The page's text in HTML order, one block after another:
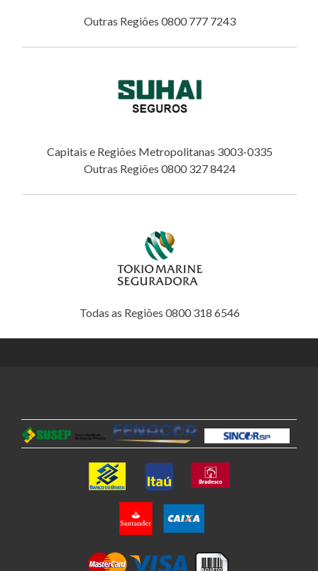
Outras Regiões 0800 777 7243
Capitais e Regiões Metropolitanas 3003-0335
Outras Regiões 0800 327 8424
Todas as Regiões 0800 318 6546